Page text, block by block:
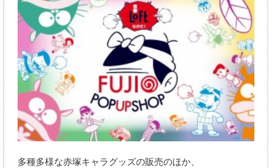
多種多様な赤塚キャラグッズの販売のほか、